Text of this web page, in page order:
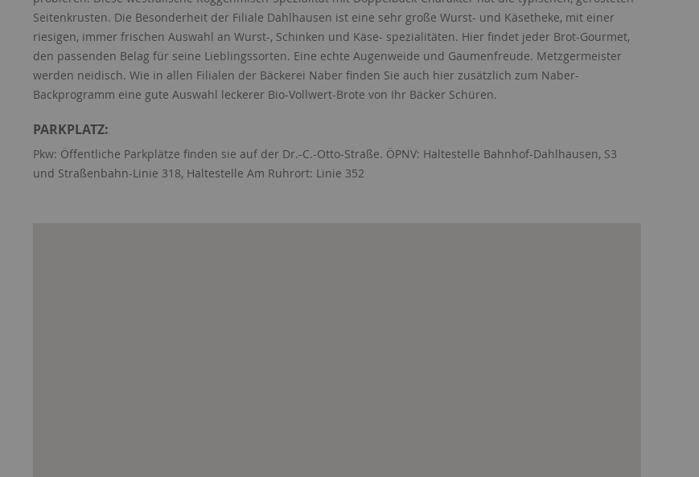
Seitenkrusten. Die Besonderheit der Filiale Dahlhausen ist eine sehr große Wurst- und Käsetheke, mit einer
riesigen, immer frischen Auswahl an Wurst-, Schinken und Käse- spezialitäten. Hier findet jeder Brot-Gourmet,
den passenden Belag für seine Lieblingssorten. Eine echte Augenweide und Gaumenfreude. Metzgermeister
werden neidisch. Wie in allen Filialen der Bäckerei Naber finden Sie auch hier zusätzlich zum Naber-
Backprogramm eine gute Auswahl leckerer Bio-Vollwert-Brote von Ihr Bäcker Schüren.
PARKPLATZ:
Pkw: Öffentliche Parkplätze finden sie auf der Dr.-C.-Otto-Straße. ÖPNV: Haltestelle Bahnhof-Dahlhausen, S3
und Straßenbahn-Linie 318, Haltestelle Am Ruhrort: Linie 352